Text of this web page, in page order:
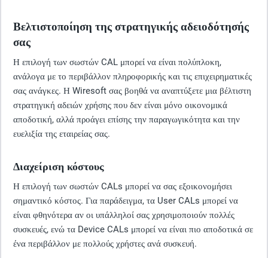
Βελτιστοποίηση της στρατηγικής αδειοδότησής
σας
Η επιλογή των σωστών CAL μπορεί να είναι πολύπλοκη,
ανάλογα με το περιβάλλον πληροφορικής και τις επιχειρηματικές
σας ανάγκες. Η Wiresoft σας βοηθά να αναπτύξετε μια βέλτιστη
στρατηγική αδειών χρήσης που δεν είναι μόνο οικονομικά
αποδοτική, αλλά προάγει επίσης την παραγωγικότητα και την
ευελιξία της εταιρείας σας.
Διαχείριση κόστους
Η επιλογή των σωστών CALs μπορεί να σας εξοικονομήσει
σημαντικό κόστος. Για παράδειγμα, τα User CALs μπορεί να
είναι φθηνότερα αν οι υπάλληλοί σας χρησιμοποιούν πολλές
συσκευές, ενώ τα Device CALs μπορεί να είναι πιο αποδοτικά σε
ένα περιβάλλον με πολλούς χρήστες ανά συσκευή.